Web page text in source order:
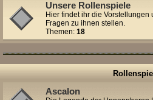
Unsere Rollenspiele
Hier findet ihr die
Fragen zu ihnen stellen.
Themen: 18
Ascalon